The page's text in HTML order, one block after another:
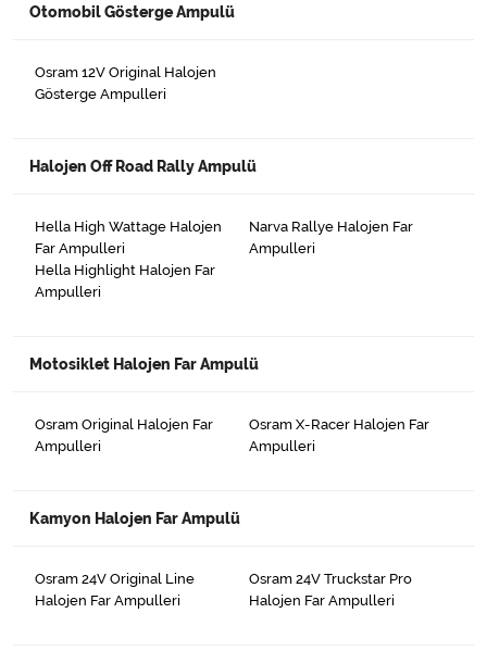
Otomobil Gösterge Ampulü
Osram 12V Original Halojen
Gösterge Ampulleri
Halojen Off Road Rally Ampulü
Hella High Wattage Halojen
Far Ampulleri
Hella Highlight Halojen Far
Ampulleri
Narva Rallye Halojen Far
Ampulleri
Motosiklet Halojen Far Ampulü
Osram Original Halojen Far
Ampulleri
Osram X-Racer Halojen Far
Ampulleri
Kamyon Halojen Far Ampulü
Osram 24V Original Line
Halojen Far Ampulleri
Osram 24V Truckstar Pro
Halojen Far Ampulleri